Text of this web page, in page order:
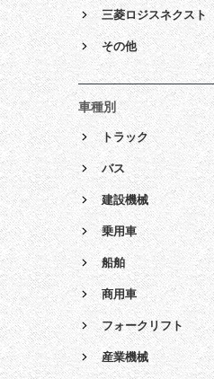
三菱ロジスネクスト
その他
車種別
トラック
バス
建設機械
乗用車
船舶
商用車
フォークリフト
産業機械